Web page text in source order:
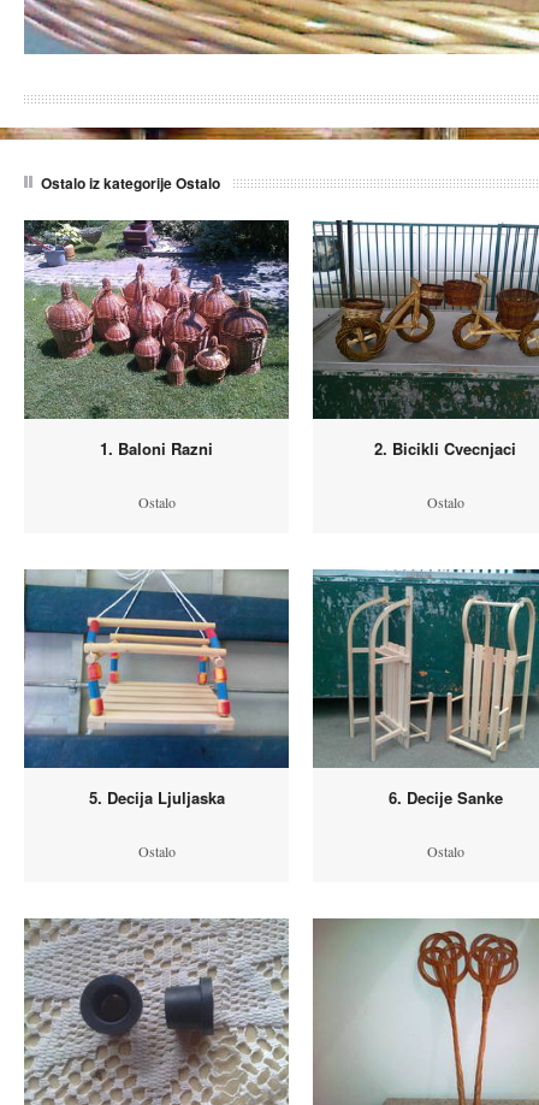
Ostalo iz kategorije Ostalo
1. Baloni Razni
Ostalo
2. Bicikli Cvecnjaci
Ostalo
5. Decija Ljuljaska
Ostalo
6. Decije Sanke
Ostalo